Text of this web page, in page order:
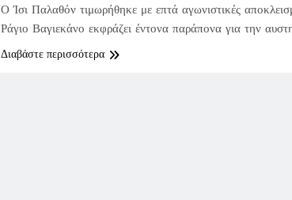
Ο Ίσι Παλαθόν τιμωρήθηκε με επτά αγωνιστικές
Ράγιο Βαγιεκάνο εκφράζει έντονα παράπονα για την
Διαβάστε περισσότερα